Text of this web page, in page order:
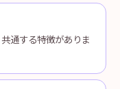
通する特徴がありま